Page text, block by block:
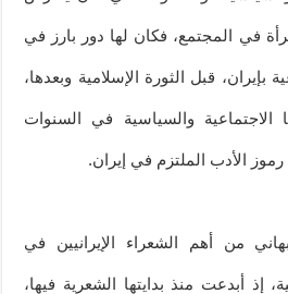
في المجتمع، فكان لها دور بارز في
بإيران، قبل الثورة الإسلامية وبعدها،
والسياسية في السنوات
الأدب الملتزم في إيران.
من أهم الشعراء الإيرانيين في
إذ أبدعت منذ بدايتها الشعرية فيها،